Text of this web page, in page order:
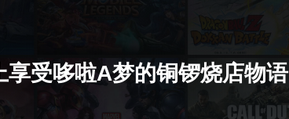
享受哆啦A梦的铜锣烧店物语